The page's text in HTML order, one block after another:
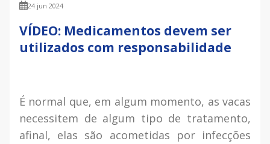
24 jun 2024
VÍDEO: Medicamentos devem ser
utilizados com responsabilidade
É normal que, em algum momento, as vacas
necessitem de algum tipo de tratamento,
afinal, elas são acometidas por infecções